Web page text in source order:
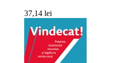
37,14 lei